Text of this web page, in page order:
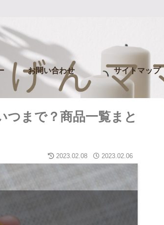
お問い合わせ サイトマップ
つまで？商品一覧まと
2023.02.08 2023.02.06